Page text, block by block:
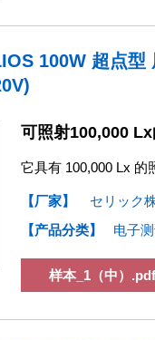
100W 超点
可照射100,000
它具有 100,000 Lx
【厂家】
セリック
【产品分类】
电子
样本_1（中）.pdf